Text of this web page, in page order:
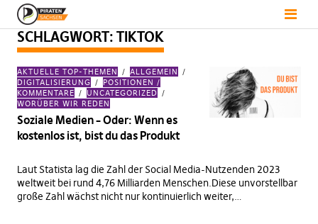
SCHLAGWORT: TIKTOK
AKTUELLE TOP-THEMEN
ALLGEMEIN
DIGITALISIERUNG
POSITIONEN /
KOMMENTARE
UNCATEGORIZED
WORÜBER WIR REDEN
Soziale Medien – Oder: Wenn es
kostenlos ist, bist du das Produkt
Laut Statista lag die Zahl der Social Media-Nutzenden 2023
weltweit bei rund 4,76 Milliarden Menschen.Diese unvorstellbar
große Zahl wächst nicht nur kontinuierlich weiter,…